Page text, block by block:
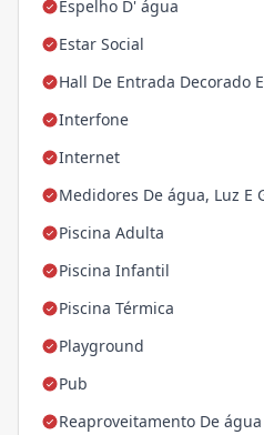
Espelho D' água
Estar Social
Hall De Entrada Decorado
Interfone
Internet
Medidores De água, Luz E
Piscina Adulta
Piscina Infantil
Piscina Térmica
Playground
Pub
Reaproveitamento De água